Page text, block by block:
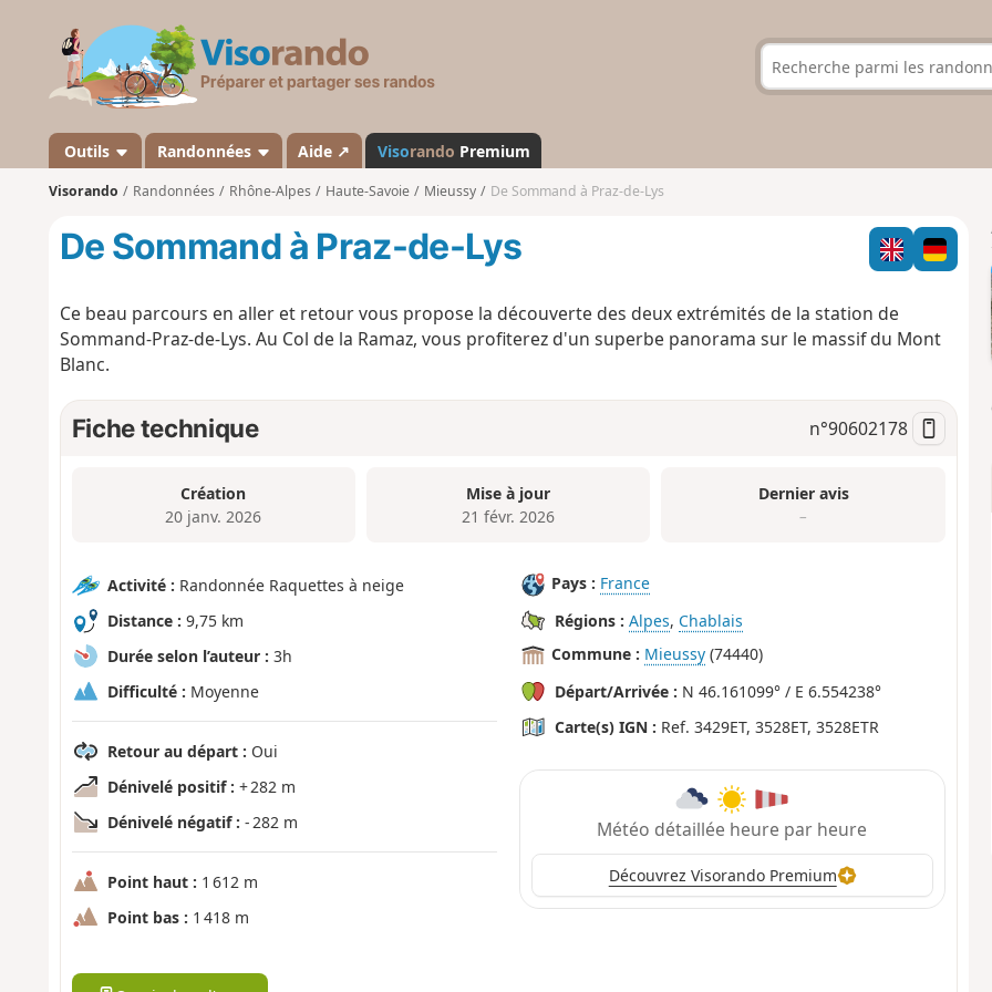
s
a
n
d
Outils Randonnées Aide ↗ Visorando Premium
Visorando Randonnées Rhône-Alpes Haute-Savoie Mieussy De Sommand à Praz-de-Lys
De Sommand à Praz-de-Lys
Ce beau parcours en aller et retour vous propose la découverte des deux extrémités de la station de
Sommand-Praz-de-Lys. Au Col de la Ramaz, vous profiterez d'un superbe panorama sur le massif du Mont
Blanc.
Fiche technique n°90602178
Création
20 janv. 2026
Mise à jour
21 févr. 2026
Dernier avis
–
Activité : Randonnée Raquettes à neige
Distance : 9,75 km
Durée selon l’auteur : 3h
Difficulté : Moyenne
Retour au départ : Oui
Dénivelé positif : + 282 m
Dénivelé négatif : - 282 m
Point haut : 1 612 m
Point bas : 1 418 m
Pays : France
Régions : Alpes, Chablais
Commune : Mieussy (74440)
Départ/Arrivée : N 46.161099° / E 6.554238°
Carte(s) IGN : Ref. 3429ET, 3528ET, 3528ETR
Météo détaillée heure par heure
Découvrez Visorando Premium